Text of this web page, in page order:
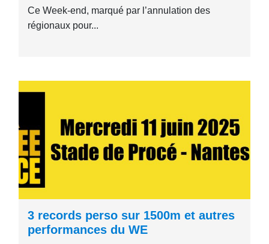
Ce Week-end, marqué par l’annulation des
régionaux pour...
3 records perso sur 1500m et autres
performances du WE